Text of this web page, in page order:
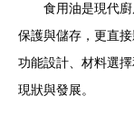
食用油是現代
保護與儲存，更直
功能設計、材料選
現狀與發展。